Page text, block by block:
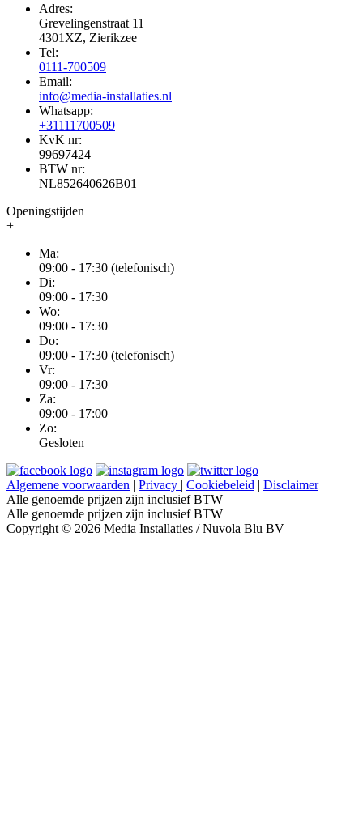
Adres:
Grevelingenstraat 11
4301XZ, Zierikzee
Tel:
0111-700509
Email:
info@media-installaties.nl
Whatsapp:
+31111700509
KvK nr:
99697424
BTW nr:
NL852640626B01
Openingstijden
+
Ma:
09:00 - 17:30 (telefonisch)
Di:
09:00 - 17:30
Wo:
09:00 - 17:30
Do:
09:00 - 17:30 (telefonisch)
Vr:
09:00 - 17:30
Za:
09:00 - 17:00
Zo:
Gesloten
Algemene voorwaarden | Privacy | Cookiebeleid | Disclaimer
Alle genoemde prijzen zijn inclusief BTW
Alle genoemde prijzen zijn inclusief BTW
Copyright © 2026 Media Installaties / Nuvola Blu BV